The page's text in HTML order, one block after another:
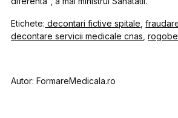
Etichete: decontari fictive spitale ,
decontare servicii medicale cnas ,
Autor: FormareMedicala.ro